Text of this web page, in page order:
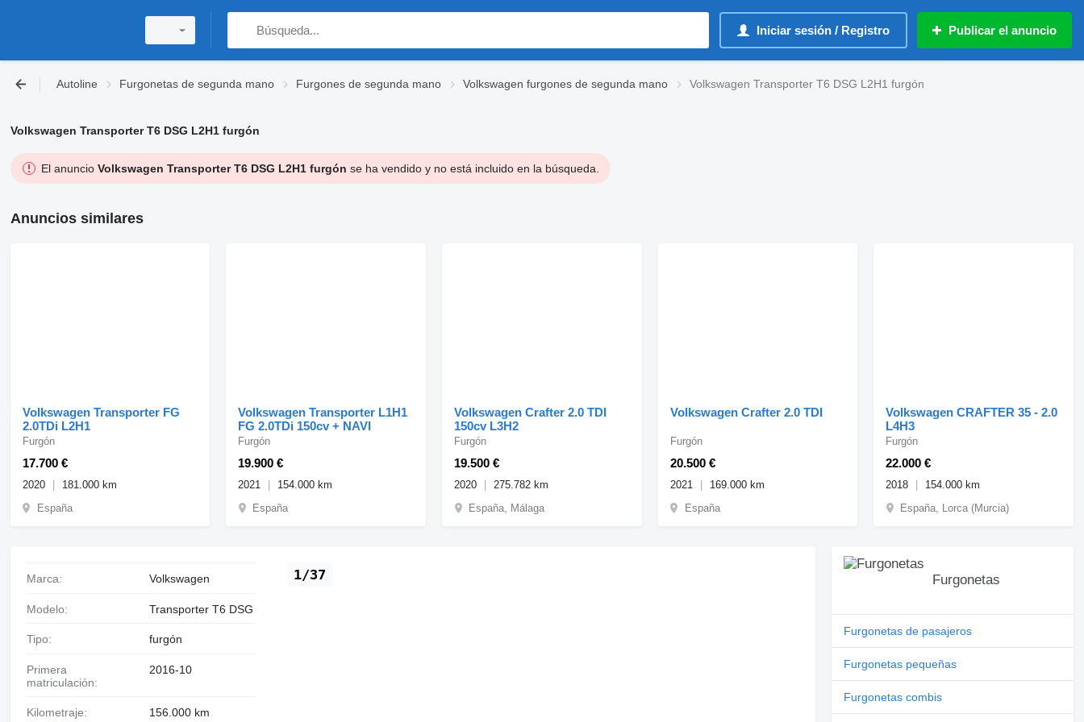
Iniciar sesión / Registro Publicar el anuncio
Autoline Furgonetas de segunda mano Furgones de segunda mano Volkswagen furgones de segunda mano Volkswagen Transporter T6 DSG L2H1 furgón
Volkswagen Transporter T6 DSG L2H1 furgón
El anuncio Volkswagen Transporter T6 DSG L2H1 furgón se ha vendido y no está incluido en la búsqueda.
Anuncios similares
Volkswagen Transporter FG
2.0TDi L2H1
17.700 €
Furgón
2020
181.000 km
España
Volkswagen Transporter L1H1
FG 2.0TDi 150cv + NAVI
19.900 €
Furgón
2021
154.000 km
España
Volkswagen Crafter 2.0 TDI
150cv L3H2
19.500 €
Furgón
2020
275.782 km
España, Málaga
Volkswagen Crafter 2.0 TDI
20.500 €
Furgón
2021
169.000 km
España
Volkswagen CRAFTER 35 - 2.0
L4H3
22.000 €
Furgón
2018
154.000 km
España, Lorca (Murcia)
1/37
Marca: Volkswagen
Modelo: Transporter T6 DSG
Tipo: furgón
Primera
matriculación:
2016-10
Kilometraje: 156.000 km
Furgonetas
Furgonetas de pasajeros
Furgonetas pequeñas
Furgonetas combis